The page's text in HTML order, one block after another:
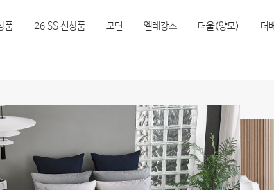
품 26 SS 신상품 모던 엘레강스 더울(양모) 더